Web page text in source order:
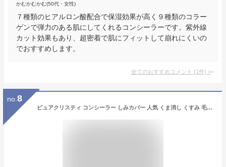
かむかむかむ(50代・女性)
７種類のヒアルロン酸配合で保湿効果が高く９種類のコラー
ゲンで弾力のある肌にしてくれるコンシーラーです。紫外線
カット効果もあり、超密着で肌にフィットして崩れにくいの
でおすすめします。
全てのおすすめコメント (1件) >
no. 8
ピュアクリスティ コンシーラー しみカバー 人気 くま消し くすみ 毛穴隠し シワ隠し 髭隠し ウォータープルーフ 潤い カバー力 クリーム 日本製 アーティザン (ナチュラルベージュ（従来カラー）)